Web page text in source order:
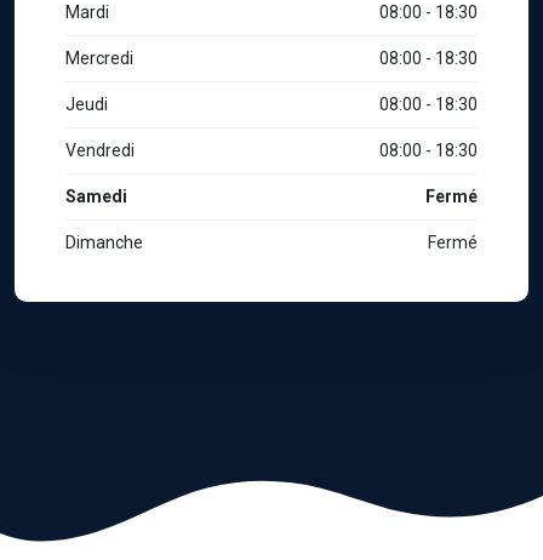
Mardi 08:00 - 18:30
Mercredi 08:00 - 18:30
Jeudi 08:00 - 18:30
Vendredi 08:00 - 18:30
Samedi Fermé
Dimanche Fermé